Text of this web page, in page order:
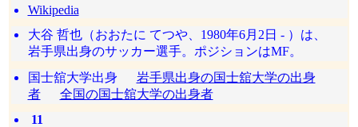
Wikipedia
大谷 哲也（おおたに てつや、1980年6月2日 - ）は、
岩手県出身のサッカー選手。ポジションはMF。
国士舘大学出身 岩手県出身の国士舘大学の出身
者
全国の国士舘大学の出身者
11